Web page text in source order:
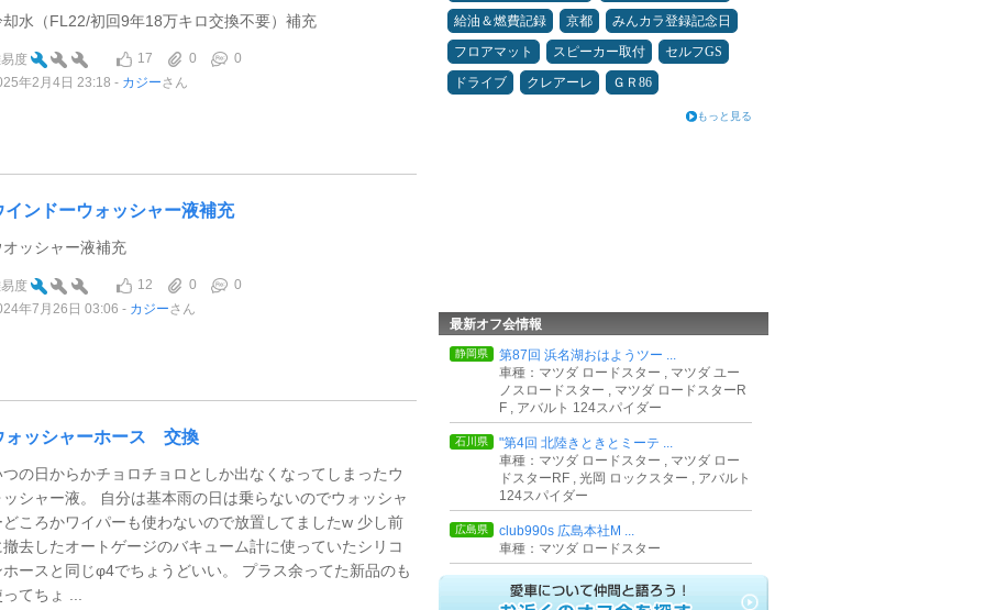
却水（FL22/初回9年18万キロ交換不要）補充
度 17 0
0
年2月4日 23:18
カジーさん
インドーウォッシャー液補充
オッシャー液補充
度 12 0
0
年7月26日 03:06
カジーさん
ォッシャーホース 交換
つの日からかチョロチョロとしか出なくなってしまったウ
ッシャー液。 自分は基本雨の日は乗らないのでウォッシャ
どころかワイパーも使わないので放置してましたw 少し前
撤去したオートゲージのバキューム計に使っていたシリコ
ホースと同じφ4でちょうどいい。 プラス余ってた新品のも
ってちょ ...
給油＆燃費記録
京都
みんカラ登録記念日
フロアマット
スピーカー取付
セルフGS
ドライブ
クレアーレ ＧＲ86
もっと見る
最新オフ会情報
静岡県
第87回 浜名湖おはようツー ...
車種：マツダ ロードスター , マツダ ユー
ノスロードスター , マツダ ロードスターR
F , アバルト 124スパイダー
石川県
"第4回 北陸きときとミーテ ...
車種：マツダ ロードスター , マツダ ロー
ドスターRF , 光岡 ロックスター , アバルト
124スパイダー
広島県
club990s 広島本社M ...
車種：マツダ ロードスター